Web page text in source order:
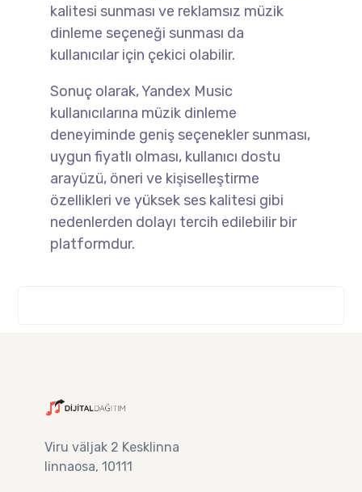
kalitesi sunması ve reklamsız müzik
dinleme seçeneği sunması da
kullanıcılar için çekici olabilir.
Sonuç olarak, Yandex Music
kullanıcılarına müzik dinleme
deneyiminde geniş seçenekler sunması,
uygun fiyatlı olması, kullanıcı dostu
arayüzü, öneri ve kişiselleştirme
özellikleri ve yüksek ses kalitesi gibi
nedenlerden dolayı tercih edilebilir bir
platformdur.
Viru väljak 2 Kesklinna
linnaosa, 10111